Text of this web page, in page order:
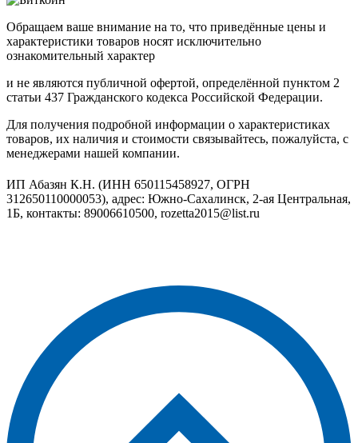
Обращаем ваше внимание на то, что приведённые цены и
характеристики товаров носят исключительно
ознакомительный характер
и не являются публичной офертой, определённой пунктом 2
статьи 437 Гражданского кодекса Российской Федерации.
Для получения подробной информации о характеристиках
товаров, их наличия и стоимости связывайтесь, пожалуйста, с
менеджерами нашей компании.
ИП Абазян К.Н. (ИНН 650115458927, ОГРН
312650110000053), адрес: Южно-Сахалинск, 2-ая Центральная,
1Б, контакты: 89006610500, rozetta2015@list.ru